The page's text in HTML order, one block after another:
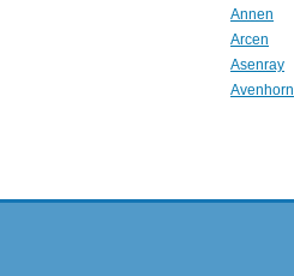
Annen
Arcen
Asenray
Avenhorn